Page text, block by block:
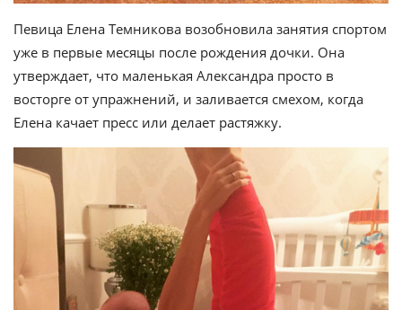
Певица Елена Темникова возобновила занятия спортом
уже в первые месяцы после рождения дочки. Она
утверждает, что маленькая Александра просто в
восторге от упражнений, и заливается смехом, когда
Елена качает пресс или делает растяжку.